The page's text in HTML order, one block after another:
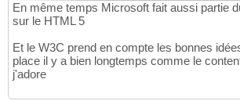
En même temps Microsoft fait aussi partie
sur le HTML 5
Et le W3C prend en compte les bonnes
place il y a bien longtemps comme le
j'adore